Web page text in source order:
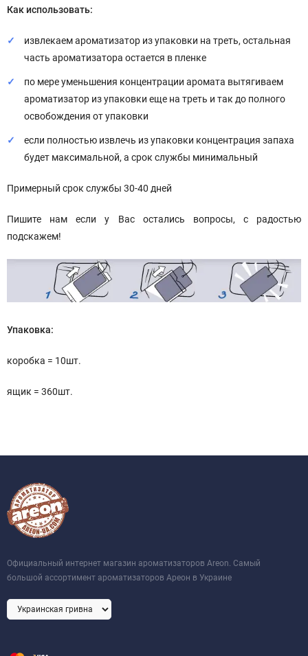
Как использовать:
извлекаем ароматизатор из упаковки на треть, остальная
часть ароматизатора остается в пленке
по мере уменьшения концентрации аромата вытягиваем
ароматизатор из упаковки еще на треть и так до полного
освобождения от упаковки
если полностью извлечь из упаковки концентрация запаха
будет максимальной, а срок службы минимальный
Примерный срок службы 30-40 дней
Пишите нам если у Вас остались вопросы, с радостью
подскажем!
Упаковка:
коробка = 10шт.
ящик = 360шт.
Официальный интернет магазин ароматизаторов Areon. Самый
большой ассортимент ароматизаторов Ареон в Украине